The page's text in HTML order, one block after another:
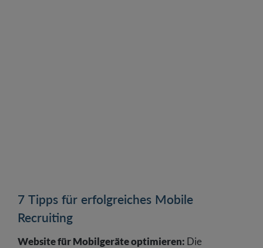
7 Tipps für erfolgreiches Mobile
Recruiting
Website für Mobilgeräte optimieren: Die